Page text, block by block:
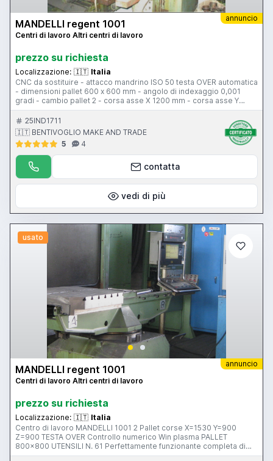
annuncio
MANDELLI regent 1001
Centri di lavoro Altri centri di lavoro
prezzo su richiesta
Localizzazione: 🇮🇹 Italia
CNC da sostituire - attacco mandrino ISO 50 testa OVER automatica
- dimensioni pallet 600 x 600 mm - angolo di indexaggio 0,001
gradi - cambio pallet 2 - corsa asse X 1200 mm - corsa asse Y
1000 mm montante - corsa asse Z 1000 mm - tipo guide asse X
piane - tipo guide asse Y piane - tipo guide asse Z piane - tipo
cambio utensili a braccio - capacita magazzino utensili 60 posti
25IND1711
🇮🇹 BENTIVOGLIO MAKE AND TRADE
5
4
contatta
vedi di più
usato
annuncio
MANDELLI regent 1001
Centri di lavoro Altri centri di lavoro
prezzo su richiesta
Localizzazione: 🇮🇹 Italia
Centro di lavoro MANDELLI 1001 2 Pallet corse X=1530 Y=900
Z=900 TESTA OVER Controllo numerico Win plasma PALLET
800x800 UTENSILI N. 61 Perfettamente funzionante completa di
cabina, campane e codoli.